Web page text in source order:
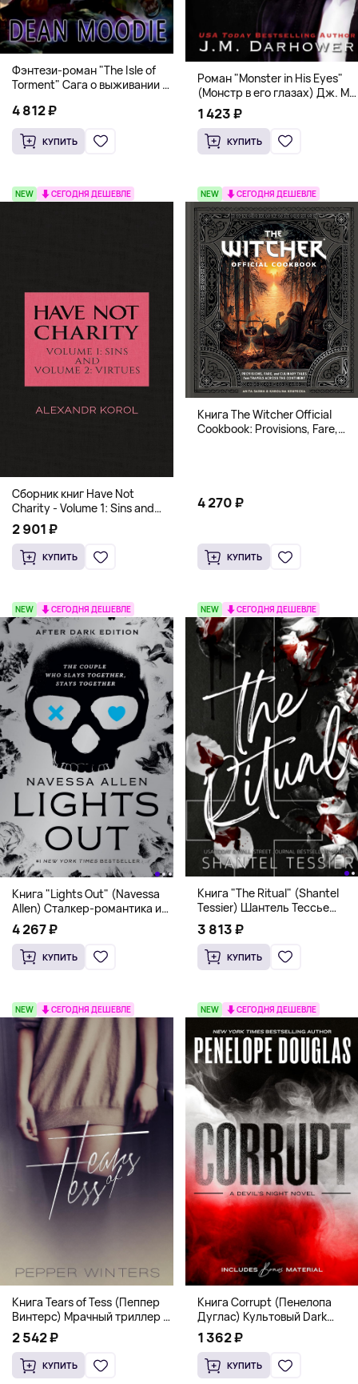
Фэнтези-роман "The Isle of
Torment" Сага о выживании и
4 812 ₽
КУПИТЬ
Роман "Monster in His Eyes"
(Монстр в его глазах) Дж. М.
Дарховер | Mafia Romance
18+
1 423 ₽
КУПИТЬ
NEW СЕГОДНЯ ДЕШЕВЛЕ
Сборник книг Have Not
Charity - Volume 1: Sins and
Volume 2: Virtues
2 901 ₽
КУПИТЬ
NEW СЕГОДНЯ ДЕШЕВЛЕ
Книга The Witcher Official
Cookbook: Provisions, Fare,
4 270 ₽
КУПИТЬ
NEW СЕГОДНЯ ДЕШЕВЛЕ
Книга "Lights Out" (Navessa
Allen) Сталкер-романтика и
человек в маске (18+)
4 267 ₽
КУПИТЬ
NEW СЕГОДНЯ ДЕШЕВЛЕ
Книга "The Ritual" (Shantel
Tessier) Шантель Тессье
Экстремальный дарк-
романс бестселлер (18+)
3 813 ₽
КУПИТЬ
NEW СЕГОДНЯ ДЕШЕВЛЕ
Книга Tears of Tess (Пеппер
Винтерс) Мрачный триллер о
выживании и страсти (18+)
2 542 ₽
КУПИТЬ
NEW СЕГОДНЯ ДЕШЕВЛЕ
Книга Corrupt (Пенелопа
Дуглас) Культовый Dark
Romance бестселлер (18+)
1 362 ₽
КУПИТЬ